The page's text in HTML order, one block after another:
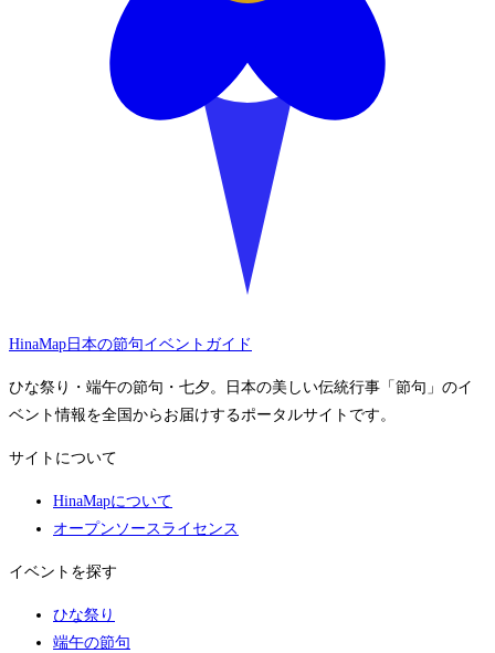
HinaMap 日本の節句イベントガイド
ひな祭り・端午の節句・七夕。日本の美しい伝統行事「節句」のイ
ベント情報を全国からお届けするポータルサイトです。
サイトについて
HinaMapについて
オープンソースライセンス
イベントを探す
ひな祭り
端午の節句